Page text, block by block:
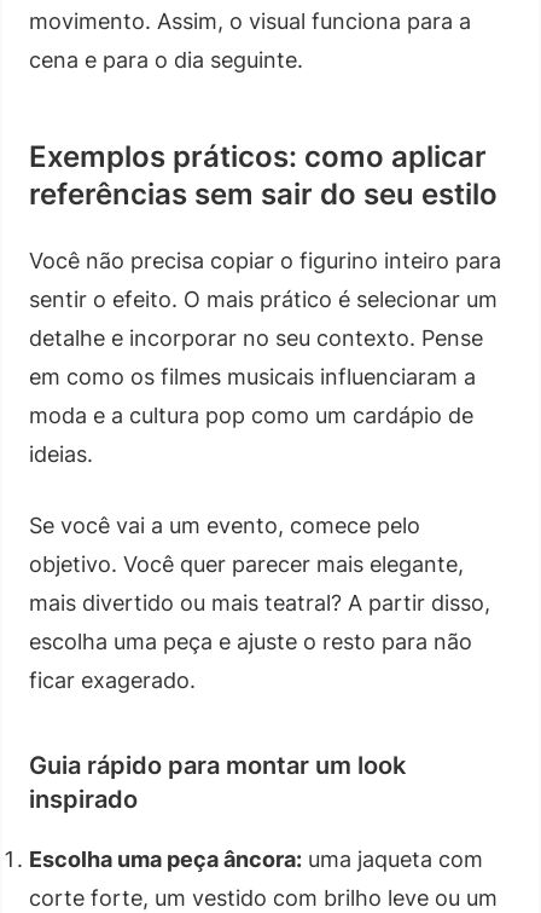
movimento. Assim, o visual funciona para a
cena e para o dia seguinte.
Exemplos práticos: como aplicar
referências sem sair do seu estilo
Você não precisa copiar o figurino inteiro para
sentir o efeito. O mais prático é selecionar um
detalhe e incorporar no seu contexto. Pense
em como os filmes musicais influenciaram a
moda e a cultura pop como um cardápio de
ideias.
Se você vai a um evento, comece pelo
objetivo. Você quer parecer mais elegante,
mais divertido ou mais teatral? A partir disso,
escolha uma peça e ajuste o resto para não
ficar exagerado.
Guia rápido para montar um look
inspirado
Escolha uma peça âncora: uma jaqueta com
corte forte, um vestido com brilho leve ou um